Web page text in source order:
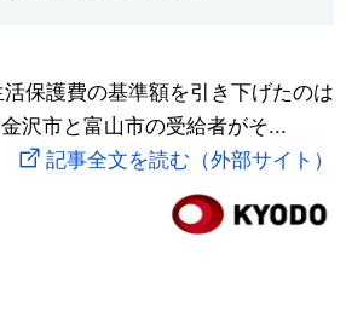
保護費の基準額を引き下げたのは
沢市と富山市の受給者がそ...
記事全文を読む（外部サイト）